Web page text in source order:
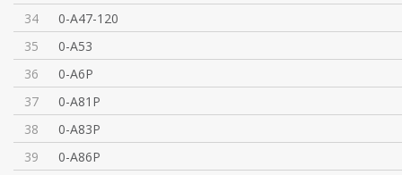
34
0-A47-120
35
0-A53
36
0-A6P
37
0-A81P
38
0-A83P
39
0-A86P